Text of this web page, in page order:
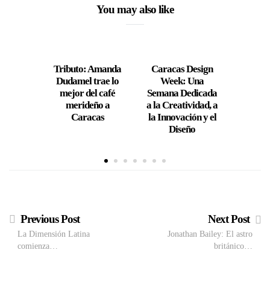
You may also like
Tributo: Amanda
Dudamel trae lo
mejor del café
merideño a
Caracas
Caracas Design
Week: Una
Semana Dedicada
a la Creatividad, a
la Innovación y el
Diseño
Previous Post
La Dimensión Latina
comienza…
Next Post
Jonathan Bailey: El astro
británico…